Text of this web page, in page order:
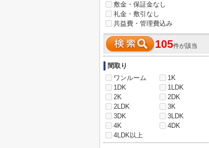
敷金・保証金なし
礼金・敷引なし
共益費・管理費込み
105件が該当
間取り
ワンルーム
1K
1DK
1LDK
2K
2DK
2LDK
3K
3DK
3LDK
4K
4DK
4LDK以上